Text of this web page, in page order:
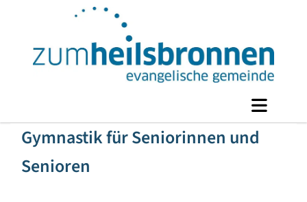
Gymnastik für Seniorinnen und
Senioren